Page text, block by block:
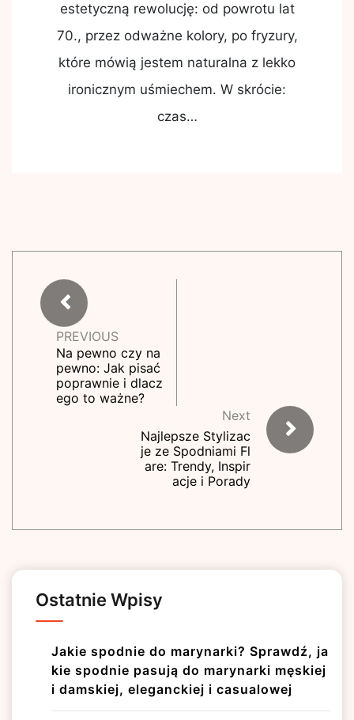
estetyczną rewolucję: od powrotu lat
70., przez odważne kolory, po fryzury,
które mówią jestem naturalna z lekko
ironicznym uśmiechem. W skrócie:
czas…
PREVIOUS
Na pewno czy na
pewno: Jak pisać
poprawnie i dlacz
ego to ważne?
Next
Najlepsze Stylizac
je ze Spodniami Fl
are: Trendy, Inspir
acje i Porady
Ostatnie Wpisy
Jakie spodnie do marynarki? Sprawdź, ja
kie spodnie pasują do marynarki męskiej
i damskiej, eleganckiej i casualowej